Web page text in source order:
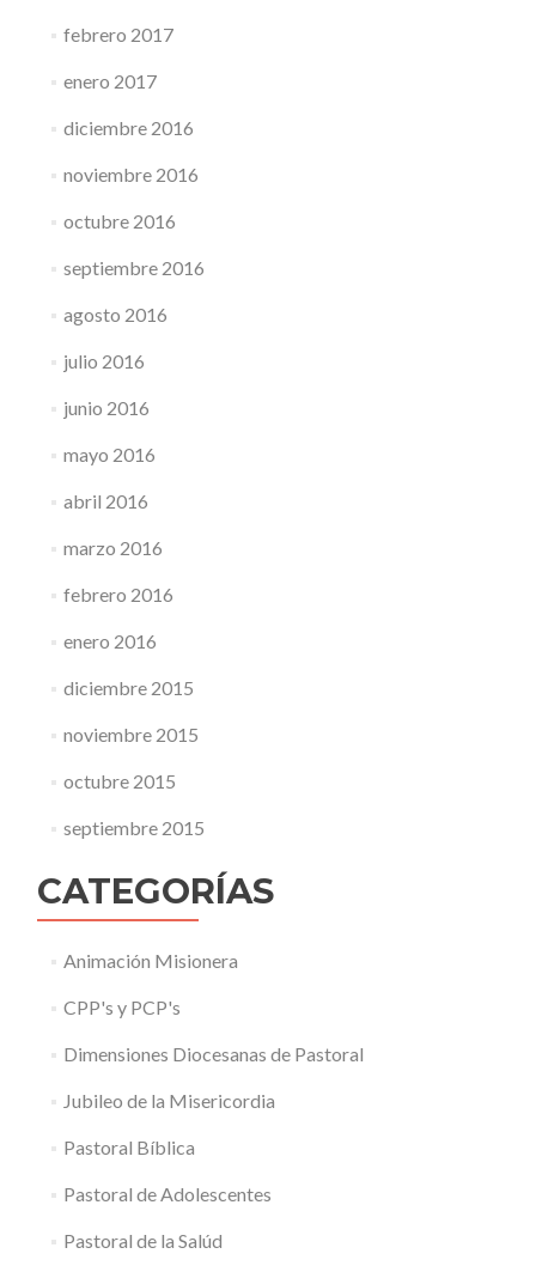
febrero 2017
enero 2017
diciembre 2016
noviembre 2016
octubre 2016
septiembre 2016
agosto 2016
julio 2016
junio 2016
mayo 2016
abril 2016
marzo 2016
febrero 2016
enero 2016
diciembre 2015
noviembre 2015
octubre 2015
septiembre 2015
CATEGORÍAS
Animación Misionera
CPP's y PCP's
Dimensiones Diocesanas de Pastoral
Jubileo de la Misericordia
Pastoral Bíblica
Pastoral de Adolescentes
Pastoral de la Salúd